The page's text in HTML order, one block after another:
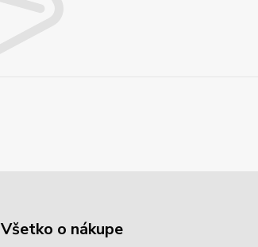
Všetko o nákupe